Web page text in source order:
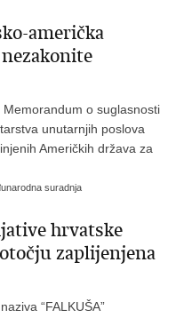
američka
o suglasnosti
unutarnjih poslova
Američkih država za
suradnja
hrvatske
zaplijenjena
“FALKUŠA”